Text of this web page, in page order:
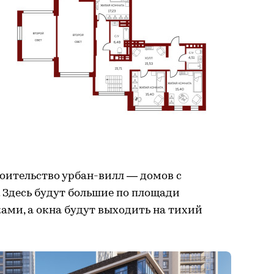
урбан-вилл — домов с
будут большие по площади
а окна будут выходить на тихий